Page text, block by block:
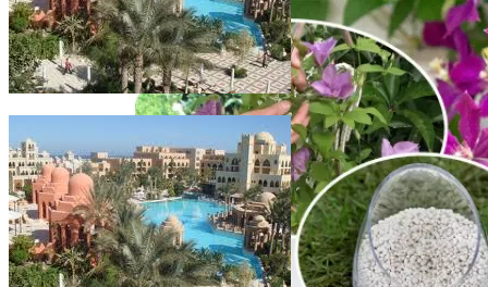
Кекова Турция — Описание Курорта